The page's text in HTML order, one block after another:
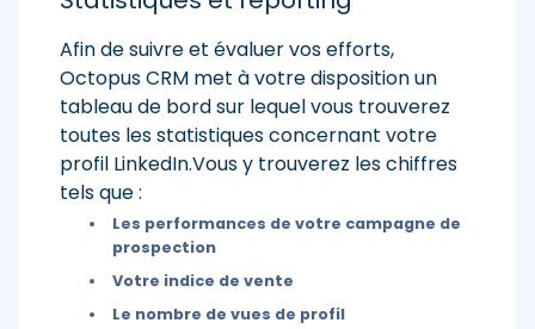
Afin de suivre et évaluer vos efforts,
Octopus CRM met à votre disposition un
tableau de bord sur lequel vous trouverez
toutes les statistiques concernant votre
profil LinkedIn.Vous y trouverez les chiffres
tels que :
Les performances de votre campagne de
prospection
Votre indice de vente
Le nombre de vues de profil